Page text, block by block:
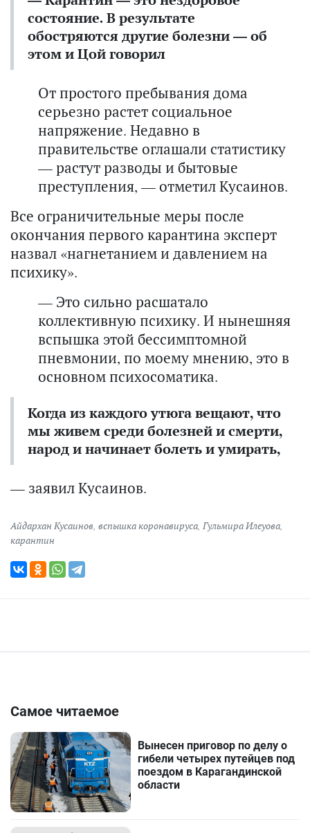
состояние. В результате
обостряются другие болезни — об
этом и Цой говорил
От простого пребывания дома
серьезно растет социальное
напряжение. Недавно в
правительстве оглашали статистику
— растут разводы и бытовые
преступления, — отметил Кусаинов.
Все ограничительные меры после
окончания первого карантина эксперт
назвал «нагнетанием и давлением на
психику».
— Это сильно расшатало
коллективную психику. И нынешняя
вспышка этой бессимптомной
пневмонии, по моему мнению, это в
основном психосоматика.
Когда из каждого утюга вещают, что
мы живем среди болезней и смерти,
народ и начинает болеть и умирать,
— заявил Кусаинов.
Айдархан Кусаинов, вспышка коронавируса, Гульмира Илеуова,
карантин
Самое читаемое
Вынесен приговор по делу о
гибели четырех путейцев под
поездом в Карагандинской
области